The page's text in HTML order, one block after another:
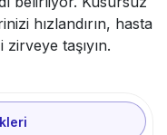
hızlandırın, hasta
taşıyın.